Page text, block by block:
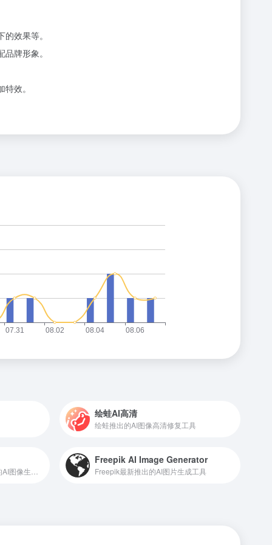
效果等。
牌形象。
效。
绘蛙AI高清
绘蛙推出的AI图像高清修复工具
Freepik AI Image Generator
Freepik最新推出的AI图片生成工具